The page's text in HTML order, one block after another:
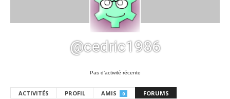
@cedric1986
Pas d’activité récente
ACTIVITÉS PROFIL AMIS 0 FORUMS